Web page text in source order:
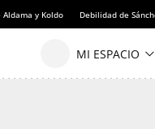
y Koldo Debilidad de